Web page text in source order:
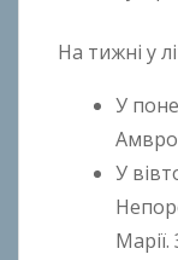
На тижні у
У
У